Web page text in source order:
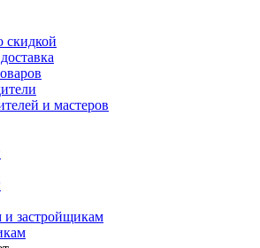
скидкой
и мастеров
и застройщикам